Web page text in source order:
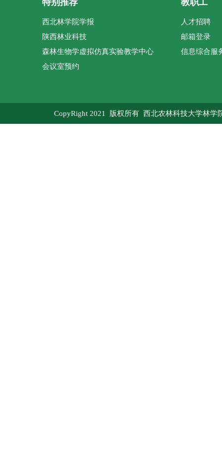
西北林学院学报
陕西林业科技
森林生物学虚拟仿真实验教学中心
会议室预约
人才招聘
邮箱登录
信息综合服
CopyRight 2021 版权所有 西北农林科技大学林